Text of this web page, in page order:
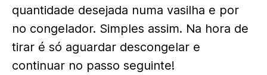
quantidade desejada numa vasilha e por
no congelador. Simples assim. Na hora de
tirar é só aguardar descongelar e
continuar no passo seguinte!